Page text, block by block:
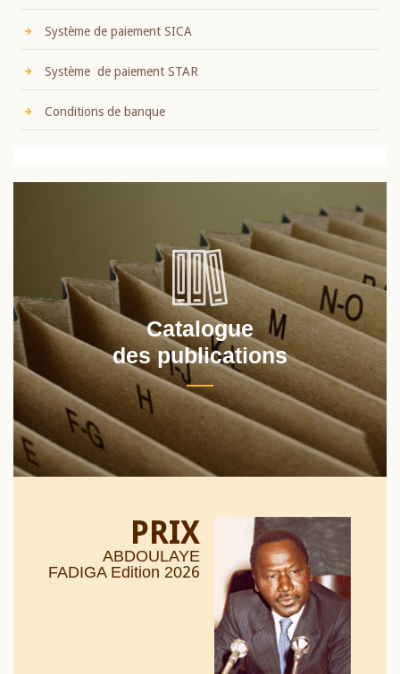
Système de paiement SICA
Système de paiement STAR
Conditions de banque
Catalogue
des publications
PRIX
ABDOULAYE
FADIGA Edition 2026